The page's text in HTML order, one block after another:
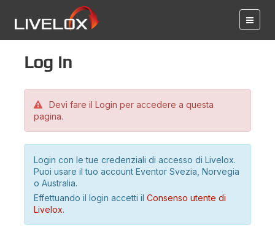
Log in
Devi fare il Login per accedere a questa
pagina.
Login con le tue credenziali di accesso di Livelox.
Puoi usare il tuo account Eventor Svezia, Norvegia
o Australia.
Effettuando il login accetti il Consenso utente di
Livelox.